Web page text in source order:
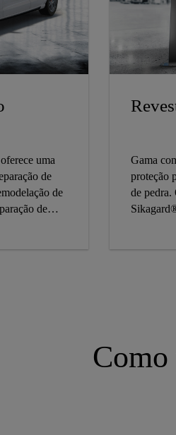
uma
de
de
de
Gama
proteção
de pedra.
Como